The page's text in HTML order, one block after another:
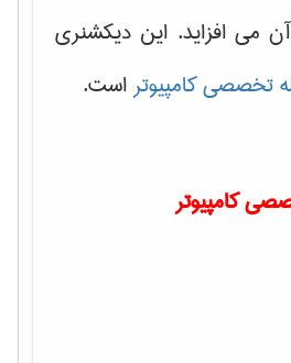
می افزاید. این دیکشنری
تخصصی کامپیوتراست.
کامپیوتر